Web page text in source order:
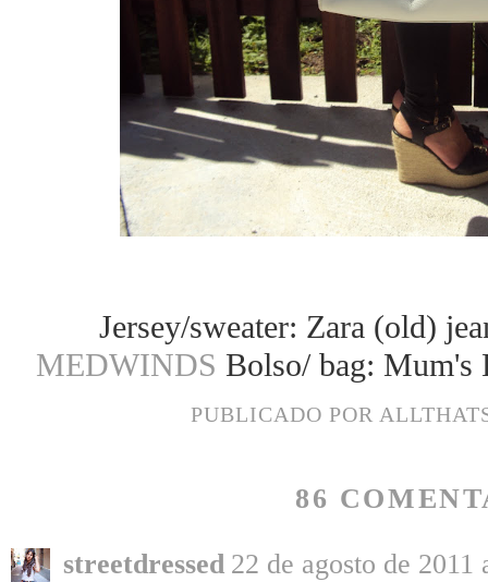
Jersey/sweater: Zara (old)
MEDWINDS Bolso/ bag: Mum's
PUBLICADO POR
86
streetdressed 22 de agosto de 2011